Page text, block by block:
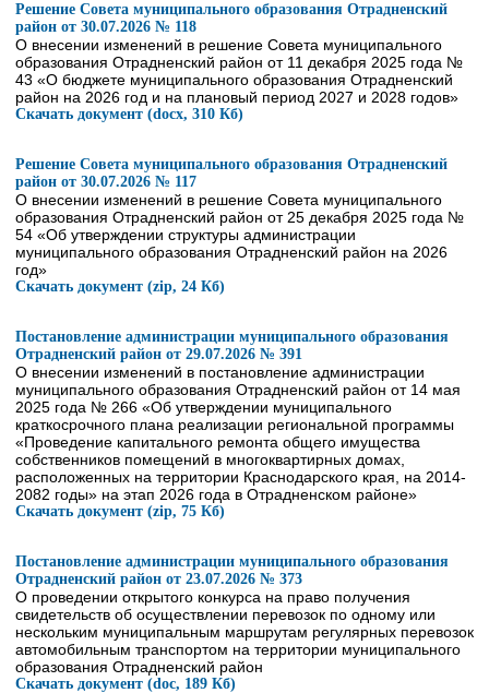
Решение Совета муниципального образования Отрадненский
район от 30.07.2026 № 118
О внесении изменений в решение Совета муниципального
образования Отрадненский район от 11 декабря 2025 года №
43 «О бюджете муниципального образования Отрадненский
район на 2026 год и на плановый период 2027 и 2028 годов»
Скачать документ (docx, 310 Кб)
Решение Совета муниципального образования Отрадненский
район от 30.07.2026 № 117
О внесении изменений в решение Совета муниципального
образования Отрадненский район от 25 декабря 2025 года №
54 «Об утверждении структуры администрации
муниципального образования Отрадненский район на 2026
год»
Скачать документ (zip, 24 Кб)
Постановление администрации муниципального образования
Отрадненский район от 29.07.2026 № 391
О внесении изменений в постановление администрации
муниципального образования Отрадненский район от 14 мая
2025 года № 266 «Об утверждении муниципального
краткосрочного плана реализации региональной программы
«Проведение капитального ремонта общего имущества
собственников помещений в многоквартирных домах,
расположенных на территории Краснодарского края, на 2014-
2082 годы» на этап 2026 года в Отрадненском районе»
Скачать документ (zip, 75 Кб)
Постановление администрации муниципального образования
Отрадненский район от 23.07.2026 № 373
О проведении открытого конкурса на право получения
свидетельств об осуществлении перевозок по одному или
нескольким муниципальным маршрутам регулярных перевозок
автомобильным транспортом на территории муниципального
образования Отрадненский район
Скачать документ (doc, 189 Кб)